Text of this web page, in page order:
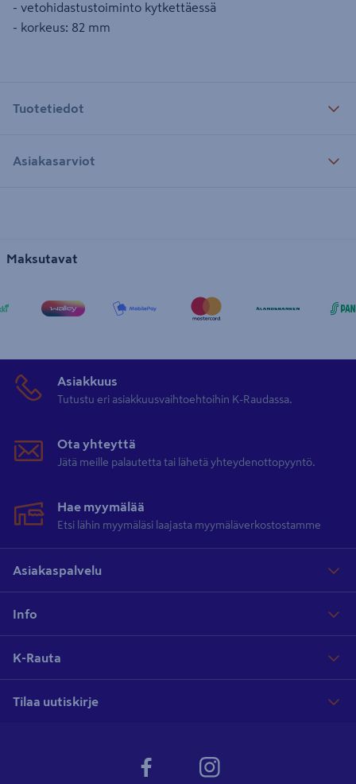
- vetohidastustoiminto kytkettäessä
- korkeus: 82 mm
Tuotetiedot
Asiakasarviot
Maksutavat
Asiakkuus
Tutustu eri asiakkuusvaihtoehtoihin K-Raudassa.
Ota yhteyttä
Jätä meille palautetta tai lähetä yhteydenottopyyntö.
Hae myymälää
Etsi lähin myymäläsi laajasta myymäläverkostostamme
Asiakaspalvelu
Info
K-Rauta
Tilaa uutiskirje